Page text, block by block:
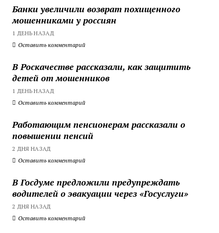
Банки увеличили возврат похищенного
мошенниками у россиян
1 ДЕНЬ НАЗАД
Оставить комментарий
В Роскачестве рассказали, как защитить
детей от мошенников
1 ДЕНЬ НАЗАД
Оставить комментарий
Работающим пенсионерам рассказали о
повышении пенсий
2 ДНЯ НАЗАД
Оставить комментарий
В Госдуме предложили предупреждать
водителей о эвакуации через «Госуслуги»
2 ДНЯ НАЗАД
Оставить комментарий